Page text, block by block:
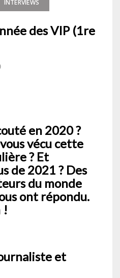
INTERVIEWS
des VIP (1re
en 2020 ?
vécu cette
? Et
de 2021 ? Des
du monde
ont répondu.
!
et